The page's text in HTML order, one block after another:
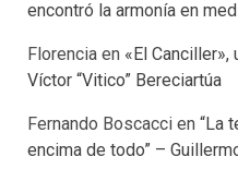
encontró la armonía en
Florencia en «El
Víctor “Vitico” Bereciartúa
Fernando Boscacci en “La
encima de todo” –